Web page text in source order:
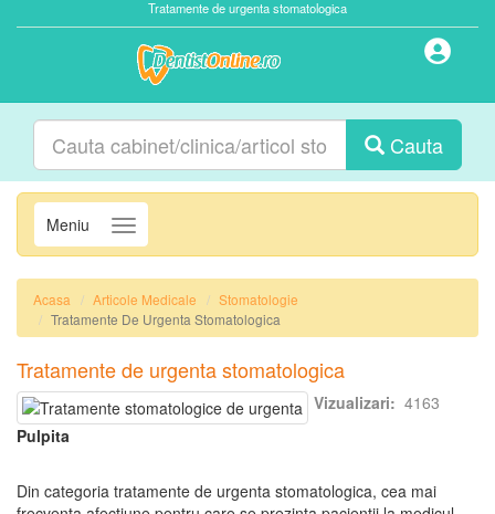
Tratamente de urgenta stomatologica
Cauta
Meniu Navigatie
Acasa Articole Medicale
Stomatologie
Tratamente De Urgenta Stomatologica
Tratamente de urgenta stomatologica
Vizualizari: 4163
Pulpita
Din categoria tratamente de urgenta stomatologica, cea mai